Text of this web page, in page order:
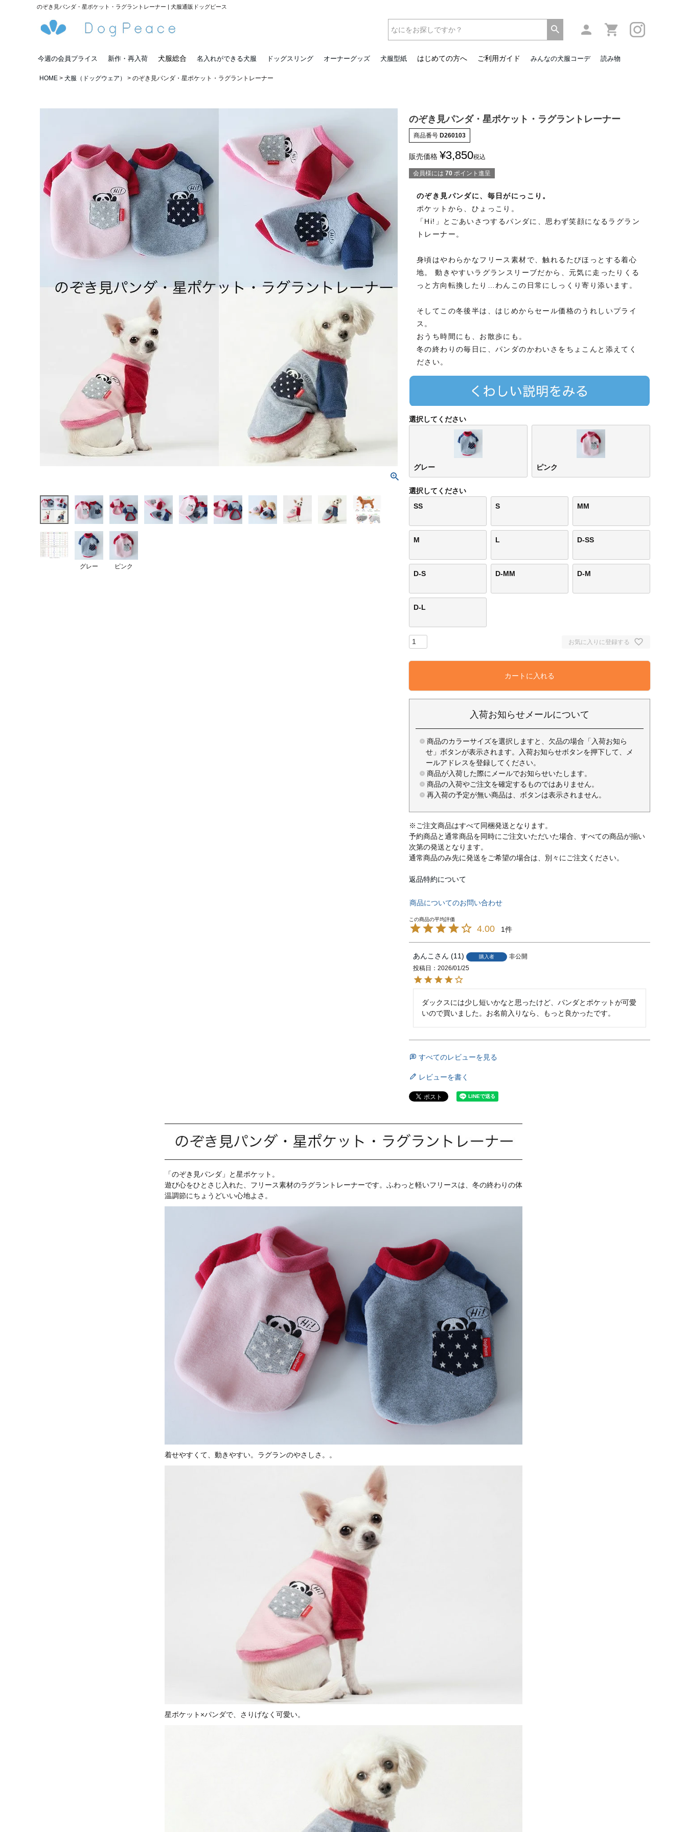
のぞき見パンダ・星ポケット・ラグラントレーナー | 犬服通販ドッグピース
今週の会員プライス 新作・再入荷 犬服総合 名入れができる犬服 ドッグスリング オーナーグッズ 犬服型紙 はじめての方へ ご利用ガイド みんなの犬服コーデ 読み物
HOME 犬服（ドッグウェア） のぞき見パンダ・星ポケット・ラグラントレーナー
グレー ピンク
のぞき見パンダ・星ポケット・ラグラントレーナー
商品番号 D260103
販売価格 ¥3,850税込
会員様には 70 ポイント進呈
のぞき見パンダに、毎日がにっこり。
ポケットから、ひょっこり。
「Hi!」とごあいさつするパンダに、思わず笑顔になるラグラン
トレーナー。
身頃はやわらかなフリース素材で、触れるたびほっとする着心
地。 動きやすいラグランスリーブだから、元気に走ったりくる
っと方向転換したり…わんこの日常にしっくり寄り添います。
そしてこの冬後半は、はじめからセール価格のうれしいプライ
ス。
おうち時間にも、お散歩にも。
冬の終わりの毎日に、パンダのかわいさをちょこんと添えてく
ださい。
選択してください
グレー ピンク
選択してください
SS
S MM
M L D-SS
D-S D-MM D-M
D-L
お気に入りに登録する
カートに入れる
入荷お知らせメールについて
商品のカラーサイズを選択しますと、欠品の場合「入荷お知ら
せ」ボタンが表示されます。入荷お知らせボタンを押下して、メ
ールアドレスを登録してください。
商品が入荷した際にメールでお知らせいたします。
商品の入荷やご注文を確定するものではありません。
再入荷の予定が無い商品は、ボタンは表示されません。
※ご注文商品はすべて同梱発送となります。
予約商品と通常商品を同時にご注文いただいた場合、すべての商品が揃い
次第の発送となります。
通常商品のみ先に発送をご希望の場合は、別々にご注文ください。
返品特約について
商品についてのお問い合わせ
4.00 1
あんこ 11 購入者
非公開
投稿日
2026/01/25
ダックスには少し短いかなと思ったけど、パンダとポケットが可愛
いので買いました。お名前入りなら、もっと良かったです。
すべてのレビューを見る
レビューを書く
「のぞき見パンダ」と星ポケット。
遊び心をひとさじ入れた、フリース素材のラグラントレーナーです。ふわっと軽いフリースは、冬の終わりの体
温調節にちょうどいい心地よさ。
着せやすくて、動きやすい。ラグランのやさしさ。。
星ポケット×パンダで、さりげなく可愛い。